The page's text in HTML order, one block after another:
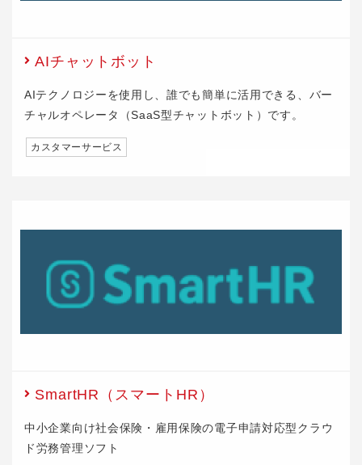
AIチャットボット
AIテクノロジーを使用し、誰でも簡単に活用できる、バー
チャルオペレータ（SaaS型チャットボット）です。
カスタマーサービス
SmartHR（スマートHR）
中小企業向け社会保険・雇用保険の電子申請対応型クラウ
ド労務管理ソフト